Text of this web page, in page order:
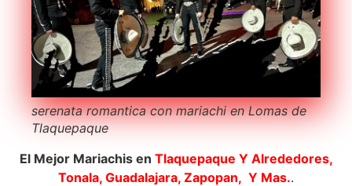
serenata romantica con mariachi en Lomas de
Tlaquepaque
El Mejor Mariachis en Tlaquepaque Y Alrededores,
Tonala, Guadalajara, Zapopan, Y Mas..